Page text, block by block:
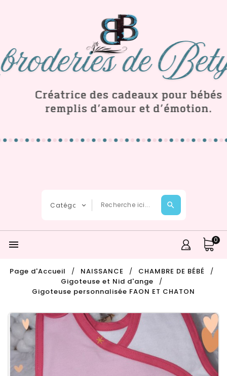
 0
Page d'Accueil NAISSANCE
CHAMBRE DE BÉBÉ
Gigoteuse et Nid d'ange
Gigoteuse personnalisée FAON ET CHATON